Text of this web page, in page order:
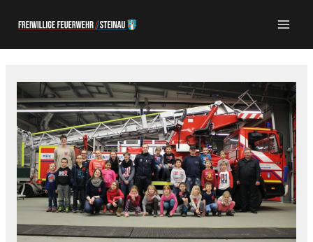
Inhalt
springen